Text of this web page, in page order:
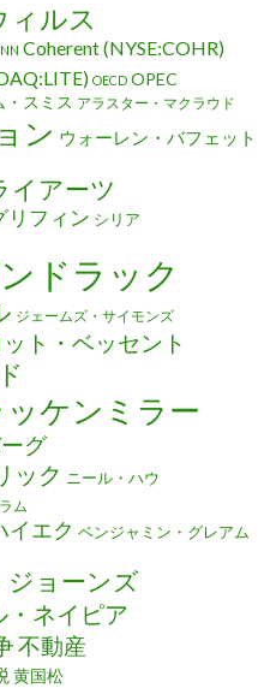
ィルス
Coherent (NYSE:COHR)
OECD OPEC
・スミス アラスター・マクラウド
ン ウォーレン・バフェット
イアーツ
リフィン シリア
ドラック
ジェームズ・サイモンズ
ット・ベッセント
ケンミラー
グ
ック ニール・ハウ
ム
イエク ベンジャミン・グレアム
ジョーンズ
・ネイピア
不動産
黄国松